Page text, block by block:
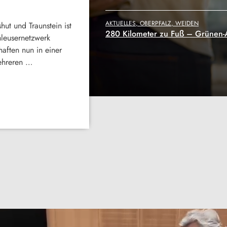
absaugen
weshalb der
komme. Ferner
das Thema …
AKTUELLES, NACHRICHTEN, OBERPFALZ,
Schlag gegen internationales